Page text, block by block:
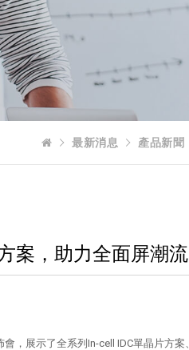
最新消息 產品新聞
案，助力全面屏潮流
，展示了全系列In-cell IDC單晶片方